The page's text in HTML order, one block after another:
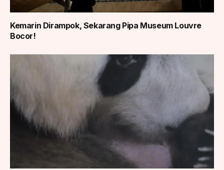
Kemarin Dirampok, Sekarang Pipa Museum Louvre
Bocor!